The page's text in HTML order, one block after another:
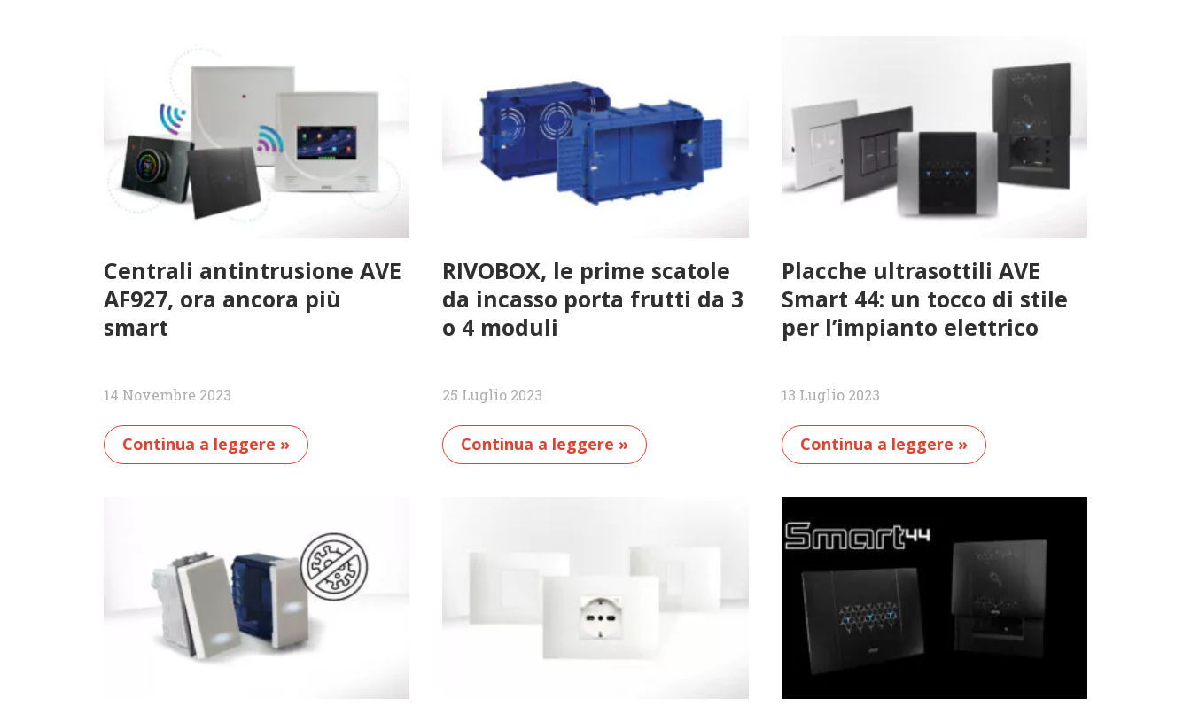
Centrali antintrusione AVE
AF927, ora ancora più
smart
14 Novembre 2023
Continua a leggere »
RIVOBOX, le prime scatole
da incasso porta frutti da 3
o 4 moduli
25 Luglio 2023
Continua a leggere »
Placche ultrasottili AVE
Smart 44: un tocco di stile
per l’impianto elettrico
13 Luglio 2023
Continua a leggere »